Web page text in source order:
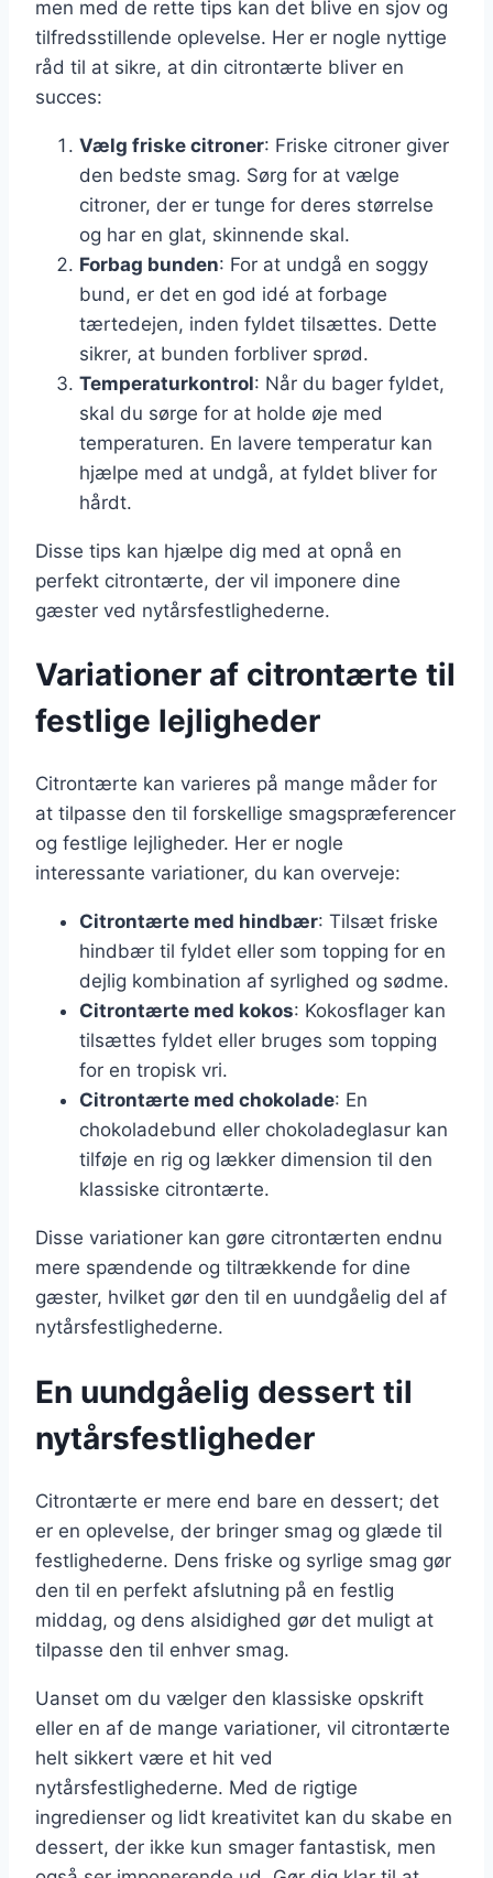
men med de rette tips kan det blive en sjov og
tilfredsstillende oplevelse. Her er nogle nyttige
råd til at sikre, at din citrontærte bliver en
succes:
Vælg friske citroner: Friske citroner giver
den bedste smag. Sørg for at vælge
citroner, der er tunge for deres størrelse
og har en glat, skinnende skal.
Forbag bunden: For at undgå en soggy
bund, er det en god idé at forbage
tærtedejen, inden fyldet tilsættes. Dette
sikrer, at bunden forbliver sprød.
Temperaturkontrol: Når du bager fyldet,
skal du sørge for at holde øje med
temperaturen. En lavere temperatur kan
hjælpe med at undgå, at fyldet bliver for
hårdt.
Disse tips kan hjælpe dig med at opnå en
perfekt citrontærte, der vil imponere dine
gæster ved nytårsfestlighederne.
Variationer af citrontærte til
festlige lejligheder
Citrontærte kan varieres på mange måder for
at tilpasse den til forskellige smagspræferencer
og festlige lejligheder. Her er nogle
interessante variationer, du kan overveje:
Citrontærte med hindbær: Tilsæt friske
hindbær til fyldet eller som topping for en
dejlig kombination af syrlighed og sødme.
Citrontærte med kokos: Kokosflager kan
tilsættes fyldet eller bruges som topping
for en tropisk vri.
Citrontærte med chokolade: En
chokoladebund eller chokoladeglasur kan
tilføje en rig og lækker dimension til den
klassiske citrontærte.
Disse variationer kan gøre citrontærten endnu
mere spændende og tiltrækkende for dine
gæster, hvilket gør den til en uundgåelig del af
nytårsfestlighederne.
En uundgåelig dessert til
nytårsfestligheder
Citrontærte er mere end bare en dessert; det
er en oplevelse, der bringer smag og glæde til
festlighederne. Dens friske og syrlige smag gør
den til en perfekt afslutning på en festlig
middag, og dens alsidighed gør det muligt at
tilpasse den til enhver smag.
Uanset om du vælger den klassiske opskrift
eller en af de mange variationer, vil citrontærte
helt sikkert være et hit ved
nytårsfestlighederne. Med de rigtige
ingredienser og lidt kreativitet kan du skabe en
dessert, der ikke kun smager fantastisk, men